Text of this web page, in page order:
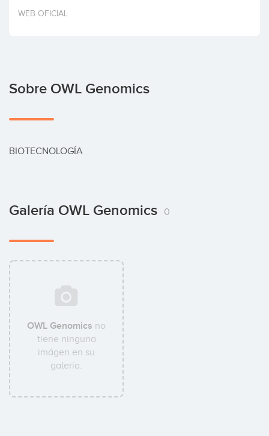
Invertir
WEB OFICIAL
Sobre OWL Genomics
BIOTECNOLOGÍA
Galería OWL Genomics 0
OWL Genomics no
tiene ninguna
imágen en su
galería.